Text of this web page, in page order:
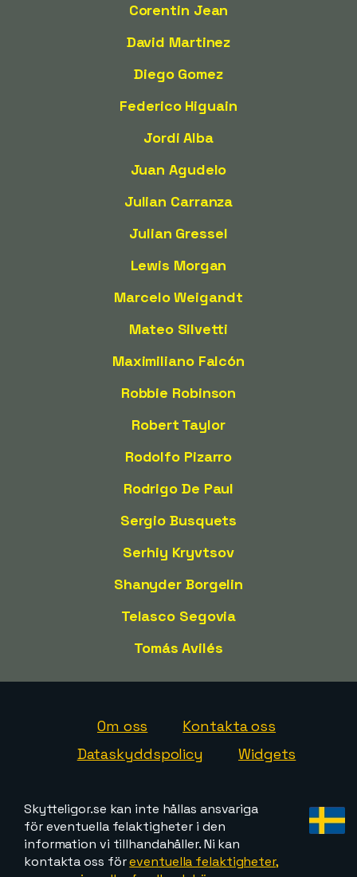
Corentin Jean
David Martinez
Diego Gomez
Federico Higuain
Jordi Alba
Juan Agudelo
Julian Carranza
Julian Gressel
Lewis Morgan
Marcelo Weigandt
Mateo Silvetti
Maximiliano Falcón
Robbie Robinson
Robert Taylor
Rodolfo Pizarro
Rodrigo De Paul
Sergio Busquets
Serhiy Kryvtsov
Shanyder Borgelin
Telasco Segovia
Tomás Avilés
Om oss
Kontakta oss
Dataskyddspolicy
Widgets
Skytteligor.se kan inte hållas ansvariga
för eventuella felaktigheter i den
information vi tillhandahåller. Ni kan
kontakta oss föreventuella felaktigheter,